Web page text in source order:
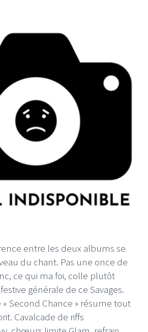
entre les deux albums se
du chant. Pas une once de
ce qui ma foi, colle plutôt
générale de ce Savages.
Second Chance » résume tout
Cavalcade de riffs